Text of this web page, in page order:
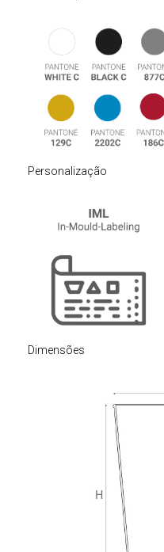
Personalização
Dimensões